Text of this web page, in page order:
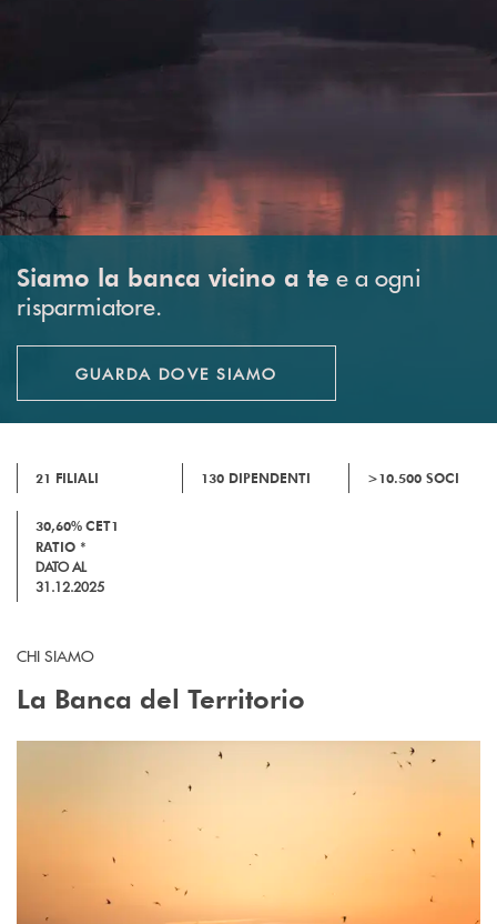
Siamo la banca vicino a te e a ogni
risparmiatore.
GUARDA DOVE SIAMO
21 FILIALI 130 DIPENDENTI >10.500 SOCI
30,60%CET1
RATIO *
DATO AL
31.12.2025
CHI SIAMO
La Banca del Territorio